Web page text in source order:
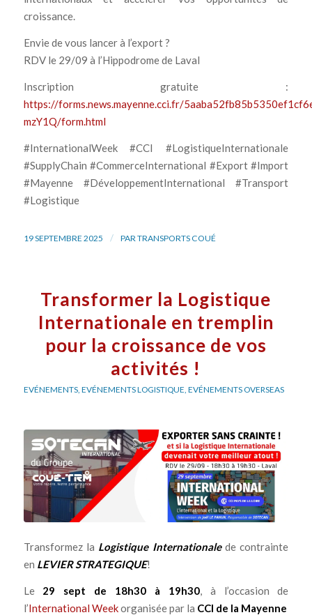
croissance.
Envie de vous lancer à l’export ?
RDV le 29/09 à l’Hippodrome de Laval
Inscription gratuite :
https://forms.news.mayenne.cci.fr/
mzY1Q/form.html
#InternationalWeek #CCI #LogistiqueInternationale
#SupplyChain #CommerceInternational #Export #Import
#Mayenne #DéveloppementInternational #Transport
#Logistique
19 SEPTEMBRE 2025 / PARTRANSPORTS COUÉ
Transformer la Logistique
Internationale en tremplin
pour la croissance de vos
activités !
EVÉNEMENTS, EVÉNEMENTS LOGISTIQUE, EVÉNEMENTS OVERSEAS
Transformez la Logistique Internationalede contrainte
en LEVIER STRATEGIQUE!
Le 29 sept de 18h30 à 19h30, à l’occasion de
l’International Weekorganisée par la CCI de la Mayenne